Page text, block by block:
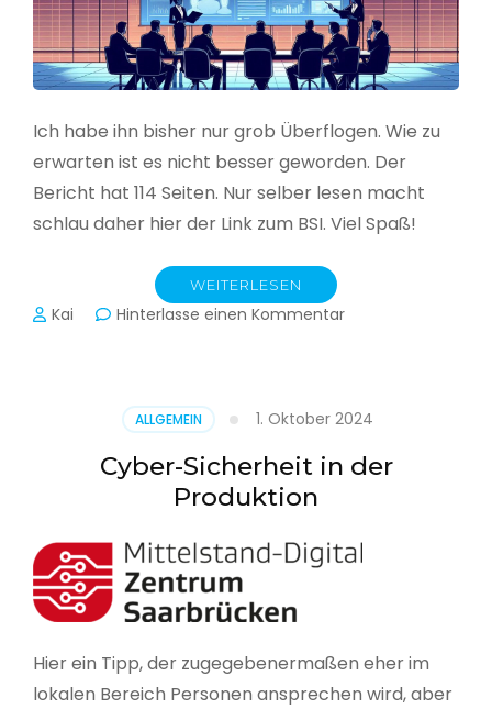
Ich habe ihn bisher nur grob Überflogen. Wie zu
erwarten ist es nicht besser geworden. Der
Bericht hat 114 Seiten. Nur selber lesen macht
schlau daher hier der Link zum BSI. Viel Spaß!
WEITERLESEN
Kai Hinterlasse einen Kommentarzu
seinen
Lagebericht
zur
in
Deutschland
ALLGEMEIN 1. Oktober 2024
Cyber-Sicherheit in der
Produktion
Hier ein Tipp, der zugegebenermaßen eher im
lokalen Bereich Personen ansprechen wird, aber